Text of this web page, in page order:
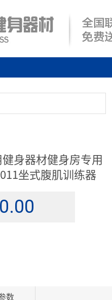
身器材健身房专用
坐式腹肌训练器
数